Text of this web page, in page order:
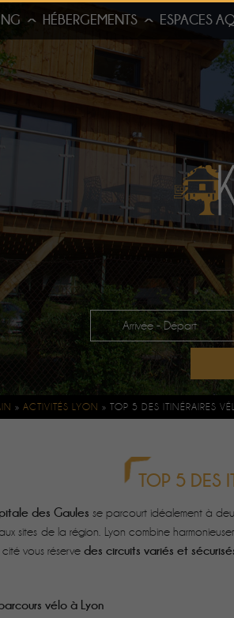
HÉBERGEMENTS ESPACES
Arrivée - Départ
» ACTIVITÉS LYON » TOP 5 DES ITINÉRAIRES
TOP 5 DES
des Gaules se parcourt idéalement à
sites de la région. Lyon combine
vous réserve des circuits variés et
vélo à Lyon